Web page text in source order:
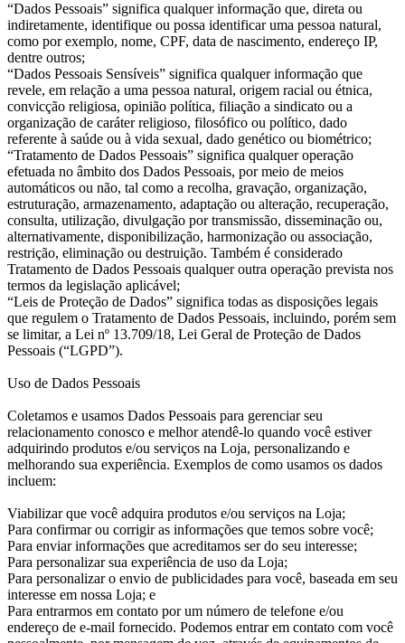
“Dados Pessoais” significa qualquer informação que, direta ou
indiretamente, identifique ou possa identificar uma pessoa natural,
como por exemplo, nome, CPF, data de nascimento, endereço IP,
dentre outros;
“Dados Pessoais Sensíveis” significa qualquer informação que
revele, em relação a uma pessoa natural, origem racial ou étnica,
convicção religiosa, opinião política, filiação a sindicato ou a
organização de caráter religioso, filosófico ou político, dado
referente à saúde ou à vida sexual, dado genético ou biométrico;
“Tratamento de Dados Pessoais” significa qualquer operação
efetuada no âmbito dos Dados Pessoais, por meio de meios
automáticos ou não, tal como a recolha, gravação, organização,
estruturação, armazenamento, adaptação ou alteração, recuperação,
consulta, utilização, divulgação por transmissão, disseminação ou,
alternativamente, disponibilização, harmonização ou associação,
restrição, eliminação ou destruição. Também é considerado
Tratamento de Dados Pessoais qualquer outra operação prevista nos
termos da legislação aplicável;
“Leis de Proteção de Dados” significa todas as disposições legais
que regulem o Tratamento de Dados Pessoais, incluindo, porém sem
se limitar, a Lei nº 13.709/18, Lei Geral de Proteção de Dados
Pessoais (“LGPD”).
Uso de Dados Pessoais
Coletamos e usamos Dados Pessoais para gerenciar seu
relacionamento conosco e melhor atendê-lo quando você estiver
adquirindo produtos e/ou serviços na Loja, personalizando e
melhorando sua experiência. Exemplos de como usamos os dados
incluem:
Viabilizar que você adquira produtos e/ou serviços na Loja;
Para confirmar ou corrigir as informações que temos sobre você;
Para enviar informações que acreditamos ser do seu interesse;
Para personalizar sua experiência de uso da Loja;
Para personalizar o envio de publicidades para você, baseada em seu
interesse em nossa Loja; e
Para entrarmos em contato por um número de telefone e/ou
endereço de e-mail fornecido. Podemos entrar em contato com você